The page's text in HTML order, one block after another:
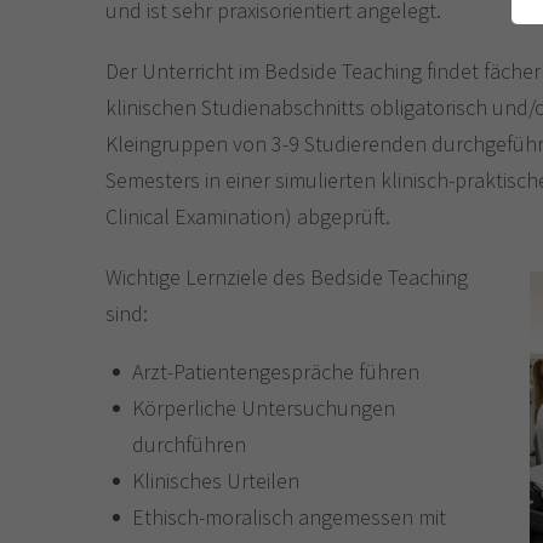
und ist sehr praxisorientiert angelegt.
Der Unterricht im Bedside Teaching findet
klinischen Studienabschnitts obligatorisch
Kleingruppen von 3-9 Studierenden
Semesters in einer simulierten klinisch-
Clinical Examination) abgeprüft.
Wichtige Lernziele des Bedside Teaching
sind:
Arzt-Patientengespräche führen
Körperliche Untersuchungen
durchführen
Klinisches Urteilen
Ethisch-moralisch angemessen mit